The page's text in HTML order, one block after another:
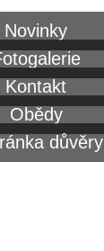
Novinky
Kontakt
Obědy
důvěry